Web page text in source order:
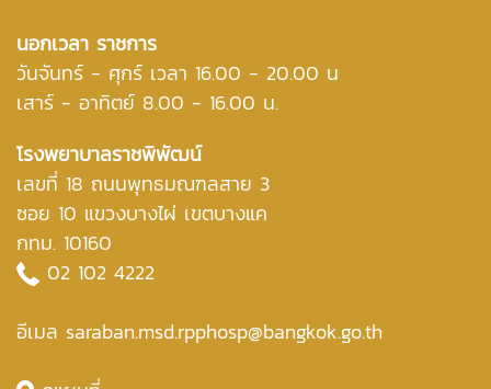
นอกเวลา ราชการ
วันจันทร์ - ศุกร์ เวลา 16.00 - 20.00 น
เสาร์ - อาทิตย์ 8.00 - 16.00 น.
โรงพยาบาลราชพิพัฒน์
เลขที่ 18 ถนนพุทธมณฑลสาย 3
ซอย 10 แขวงบางไผ่ เขตบางแค
กทม. 10160
02 102 4222
อีเมล saraban.msd.rpphosp@bangkok.go.th